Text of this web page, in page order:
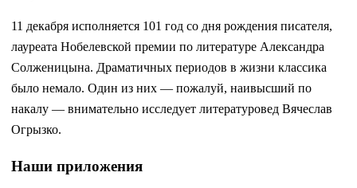
11 декабря исполняется 101 год со дня рождения писателя,
лауреата Нобелевской премии по литературе Александра
Солженицына. Драматичных периодов в жизни классика
было немало. Один из них — пожалуй, наивысший по
накалу — внимательно исследует литературовед Вячеслав
Огрызко.
Наши приложения